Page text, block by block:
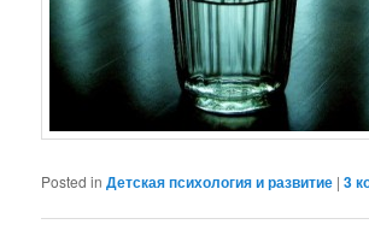
Posted in Детская психология и развитие |3